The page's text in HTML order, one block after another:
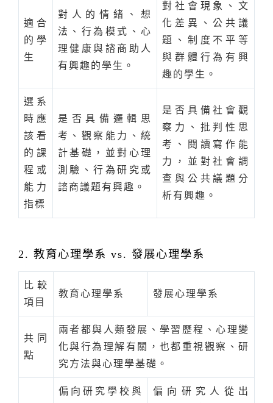
適合
的學
生
對人的情緒、想
法、行為模式、心
理健康與諮商助人
有興趣的學生。
對社會現象、文
化差異、公共議
題、制度不平等
與群體行為有興
趣的學生。
選系
時應
該看
的課
程或
能力
指標
是否具備邏輯思
考、觀察能力、統
計基礎，並對心理
測驗、行為研究或
諮商議題有興趣。
是否具備社會觀
察力、批判性思
考、閱讀寫作能
力，並對社會調
查與公共議題分
析有興趣。
2. 教育心理學系 vs. 發展心理學系
比較
項目
教育心理學系 發展心理學系
共同
點
兩者都與人類發展、學習歷程、心理變
化與行為理解有關，也都重視觀察、研
究方法與心理學基礎。
偏向研究學校與 偏向研究人從出